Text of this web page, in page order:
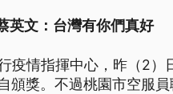
英文：台灣有你們真好
疫情指揮中心，昨（2）
頒獎。不過桃園市空服